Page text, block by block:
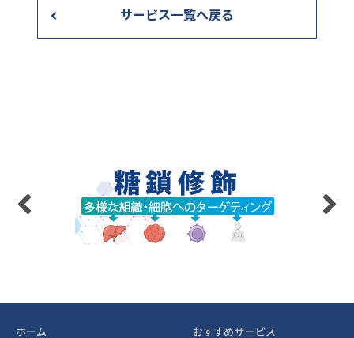
サービス一覧へ戻る
ホーム おすすめサービス